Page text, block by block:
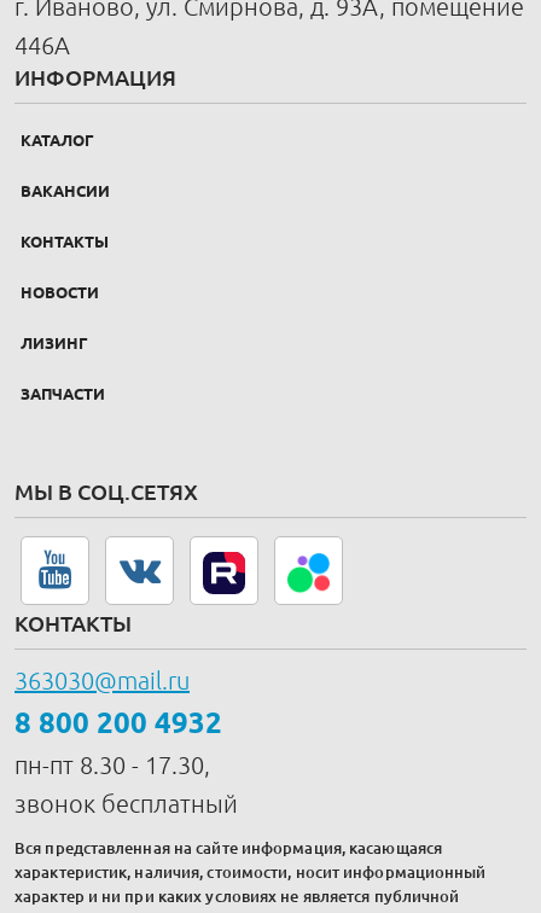
г. Иваново, ул. Смирнова, д. 93А, помещение
446А
ИНФОРМАЦИЯ
КАТАЛОГ
ВАКАНСИИ
КОНТАКТЫ
НОВОСТИ
ЛИЗИНГ
ЗАПЧАСТИ
МЫ В СОЦ.СЕТЯХ
КОНТАКТЫ
363030@mail.ru
8 800 200 4932
пн-пт 8.30 - 17.30,
звонок бесплатный
Вся представленная на сайте информация, касающаяся
характеристик, наличия, стоимости, носит информационный
характер и ни при каких условиях не является публичной